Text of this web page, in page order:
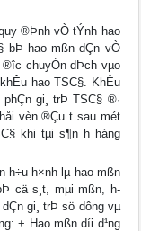
®Þnh vÒ tÝnh hao
bÞ hao mßn dÇn vÒ
®­îc chuyÓn dÞch vµo
hao TSC§. KhÊu
gi¸ trÞ TSC§ ®·
vèn ®Çu t­ sau mét
khi tµi s¶n h­ háng
h÷u h×nh lµ hao mßn
cä s¸t, mµi mßn, h­
gi¸ trÞ sö dông vµ
+ Hao mßn d­íi d¹ng